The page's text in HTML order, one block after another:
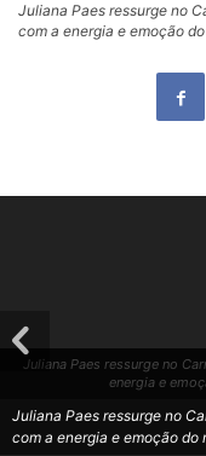
Juliana Paes ressurge no
com a energia e emoção
Juliana Paes ressurge no
energia e
Juliana Paes ressurge no
com a energia e emoção do